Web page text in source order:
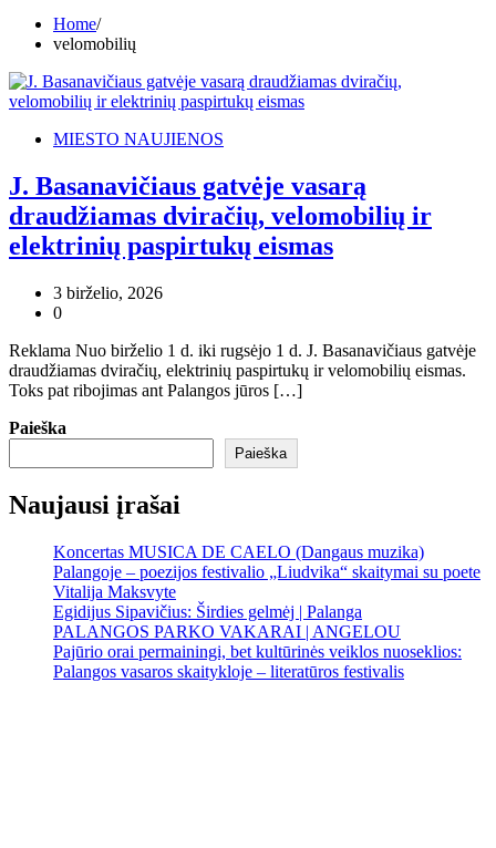
Home
velomobilių
MIESTO NAUJIENOS
J. Basanavičiaus gatvėje vasarą
draudžiamas dviračių, velomobilių ir
elektrinių paspirtukų eismas
3 birželio, 2026
0
Reklama Nuo birželio 1 d. iki rugsėjo 1 d. J. Basanavičiaus gatvėje
draudžiamas dviračių, elektrinių paspirtukų ir velomobilių eismas.
Toks pat ribojimas ant Palangos jūros […]
Paieška
Paieška
Naujausi įrašai
Koncertas MUSICA DE CAELO (Dangaus muzika)
Palangoje – poezijos festivalio „Liudvika“ skaitymai su poete
Vitalija Maksvyte
Egidijus Sipavičius: Širdies gelmėj | Palanga
PALANGOS PARKO VAKARAI | ANGELOU
Pajūrio orai permainingi, bet kultūrinės veiklos nuoseklios:
Palangos vasaros skaitykloje – literatūros festivalis